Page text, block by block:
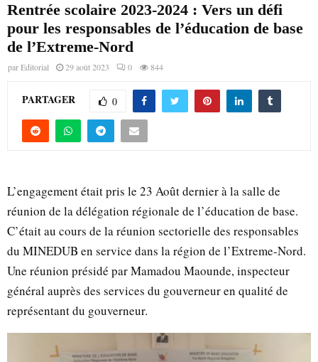
Rentrée scolaire 2023-2024 : Vers un défi
pour les responsables de l’éducation de base
de l’Extreme-Nord
parEditorial 29 août 2023 0 844
PARTAGER 0
L’engagement était pris le 23 Août dernier à la salle de
réunion de la délégation régionale de l’éducation de base.
C’était au cours de la réunion sectorielle des responsables
du MINEDUB en service dans la région de l’Extreme-Nord.
Une réunion présidé par Mamadou Maounde, inspecteur
général auprès des services du gouverneur en qualité de
représentant du gouverneur.